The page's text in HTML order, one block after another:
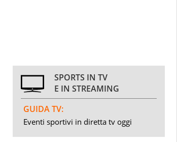
SPORTS IN TV
E IN STREAMING
GUIDA TV:
Eventi sportivi in diretta tv oggi